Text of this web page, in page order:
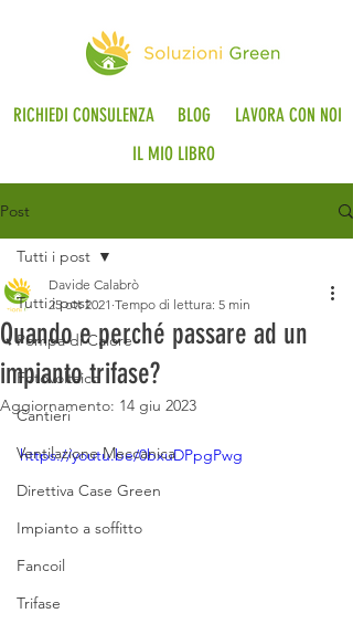
RICHIEDI CONSULENZA BLOG
LAVORA CON NOI
IL MIO LIBRO
Post
Tutti i post
Pompa di Calore
Fotovoltaico
Cantieri
Ventilazione Meccanica
Direttiva Case Green
Impianto a soffitto
Fancoil
Trifase
Tutti i post
Quando e perché passare ad un
impianto trifase?
Davide Calabrò
25 ott 2021 Tempo di lettura: 5 min
Aggiornamento: 14 giu 2023
https://youtu.be/0bxuDPpgPwg